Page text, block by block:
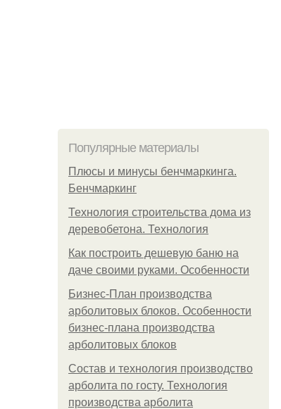
Популярные материалы
Плюсы и минусы бенчмаркинга.
Бенчмаркинг
Технология строительства дома из
деревобетона. Технология
Как построить дешевую баню на
даче своими руками. Особенности
Бизнес-План производства
арболитовых блоков. Особенности
бизнес-плана производства
арболитовых блоков
Состав и технология производство
арболита по госту. Технология
производства арболита